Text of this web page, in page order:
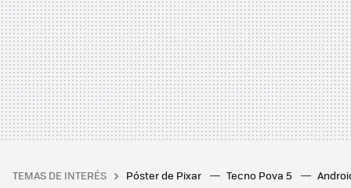
TEMAS DE INTERÉS Póster de Pixar Tecno Pova 5